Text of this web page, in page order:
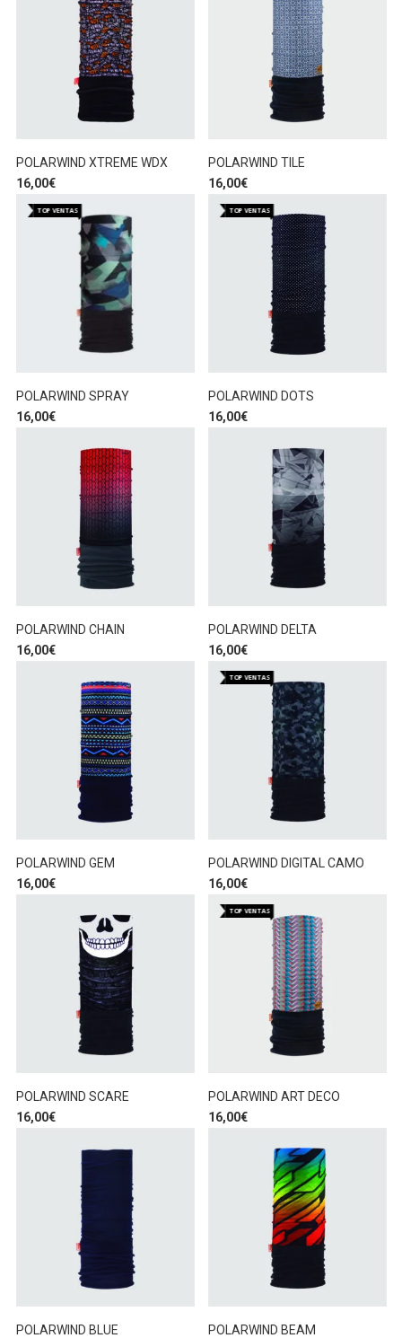
POLARWIND XTREME WDX
16,00€
POLARWIND TILE
16,00€
TOP VENTAS
POLARWIND SPRAY
16,00€
TOP VENTAS
POLARWIND DOTS
16,00€
POLARWIND CHAIN
16,00€
POLARWIND DELTA
16,00€
POLARWIND GEM
16,00€
TOP VENTAS
POLARWIND DIGITAL CAMO
16,00€
POLARWIND SCARE
16,00€
TOP VENTAS
POLARWIND ART DECO
16,00€
POLARWIND BLUE
POLARWIND BEAM